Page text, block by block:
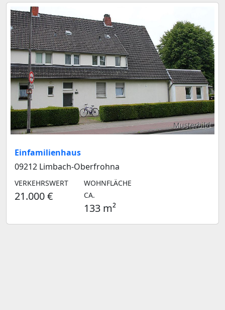
Musterbild
Einfamilienhaus
09212 Limbach-Oberfrohna
VERKEHRSWERT
21.000 €
WOHNFLÄCHE
CA.
133 m²